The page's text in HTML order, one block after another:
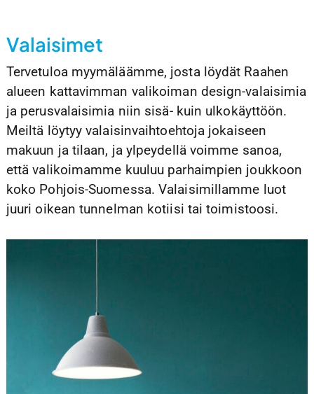
Valaisimet
Tervetuloa myymäläämme, josta löydät Raahen
alueen kattavimman valikoiman design-valaisimia
ja perusvalaisimia niin sisä- kuin ulkokäyttöön.
Meiltä löytyy valaisinvaihtoehtoja jokaiseen
makuun ja tilaan, ja ylpeydellä voimme sanoa,
että valikoimamme kuuluu parhaimpien joukkoon
koko Pohjois-Suomessa. Valaisimillamme luot
juuri oikean tunnelman kotiisi tai toimistoosi.